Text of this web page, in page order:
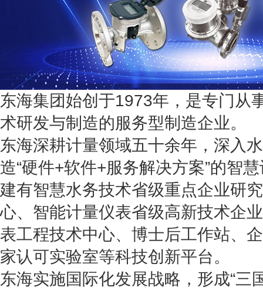
东海集团始创于1973年，是专门从
术研发与制造的服务型制造企业。
东海深耕计量领域五十余年，深入
造“硬件+软件+服务解决方案”的智
建有智慧水务技术省级重点企业研
心、智能计量仪表省级高新技术企
表工程技术中心、博士后工作站、
家认可实验室等科技创新平台。
东海实施国际化发展战略，形成“三